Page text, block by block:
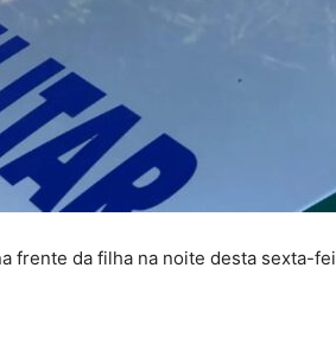
frente da filha na noite desta sexta-